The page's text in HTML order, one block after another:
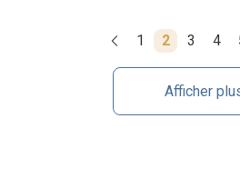
1 2 3 4
Afficher